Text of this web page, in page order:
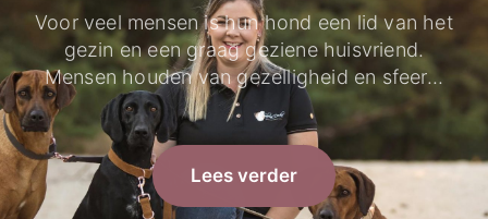
Voor veel mensen is hun hond een lid van het
gezin en een graag geziene huisvriend.
Mensen houden van gezelligheid en sfeer...
Lees verder